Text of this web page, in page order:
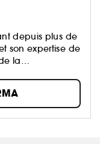
depuis plus de
son expertise de
la
des produits
peaux, et à